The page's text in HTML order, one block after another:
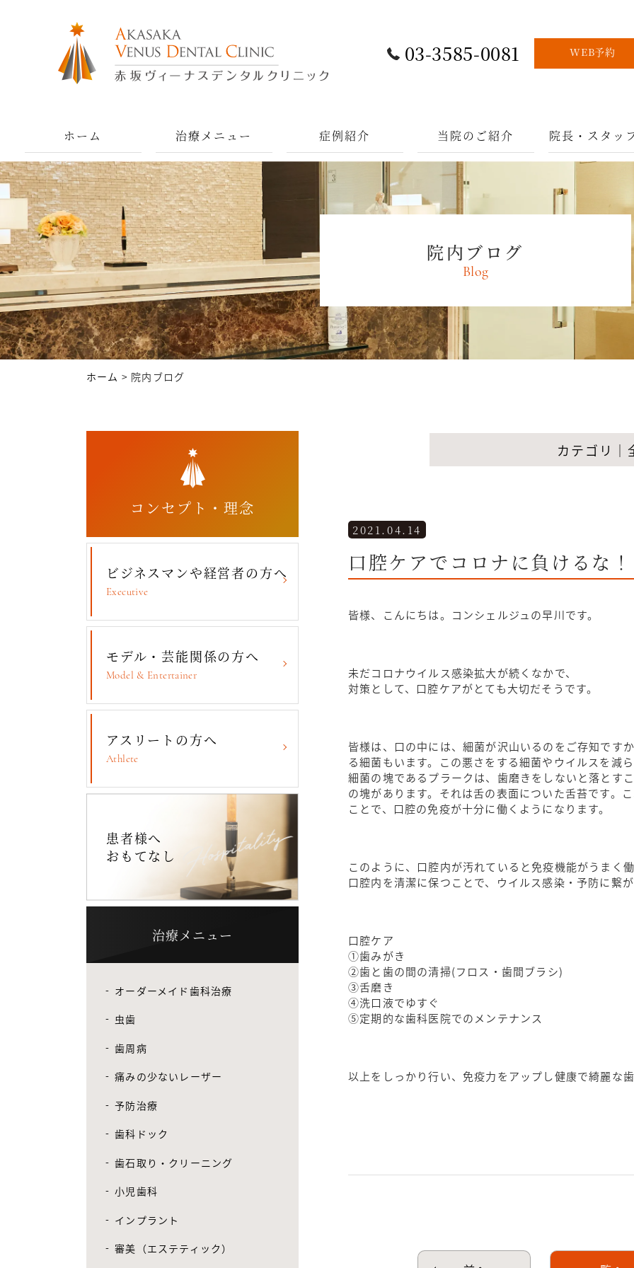
03-3585-0081 WEB予約
ホーム 治療メニュー 症例紹介 当院のご紹介 院長・スタッ
院内ブログ
Blog
ホーム > 院内ブログ
カテゴリ｜
2021.04.14
口腔ケアでコロナに負けるな！
皆様、こんにちは。コンシェルジュの早川です。
未だコロナウイルス感染拡大が続くなかで、
対策として、口腔ケアがとても大切だそうです。
皆様は、口の中には、細菌が沢山いるのをご存知で
る細菌もいます。この悪さをする細菌やウイルスを減
細菌の塊であるプラークは、歯磨きをしないと落とす
の塊があります。それは舌の表面についた舌苔です。
ことで、口腔の免疫が十分に働くようになります。
このように、口腔内が汚れていると免疫機能がうまく
口腔内を清潔に保つことで、ウイルス感染・予防に繋
口腔ケア
①歯みがき
②歯と歯の間の清掃(フロス・歯間ブラシ)
③舌磨き
④洗口液でゆすぐ
⑤定期的な歯科医院でのメンテナンス
以上をしっかり行い、免疫力をアップし健康で綺麗な
コンセプト・理念
ビジネスマンや経営者の方へ
Executive
モデル・芸能関係の方へ
Model & Entertainer
アスリートの方へ
Athlete
患者様へ
おもてなし
治療メニュー
オーダーメイド歯科治療
虫歯
歯周病
痛みの少ないレーザー
予防治療
歯科ドック
歯石取り・クリーニング
小児歯科
インプラント
審美（エステティック）